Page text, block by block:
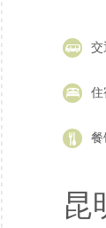
交
住
餐
昆